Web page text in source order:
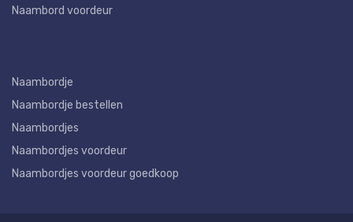
Naambord voordeur
Naambordje
Naambordje bestellen
Naambordjes
Naambordjes voordeur
Naambordjes voordeur goedkoop